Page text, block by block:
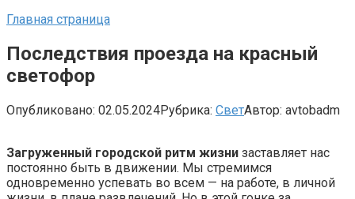
Главная страница
Последствия проезда на красный
светофор
Опубликовано: 02.05.2024Рубрика: СветАвтор: avtobadm
Загруженный городской ритм жизни заставляет нас
постоянно быть в движении. Мы стремимся
одновременно успевать во всем — на работе, в личной